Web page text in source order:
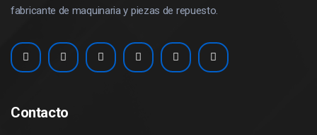
fabricante de maquinaria y piezas de repuesto.
Contacto